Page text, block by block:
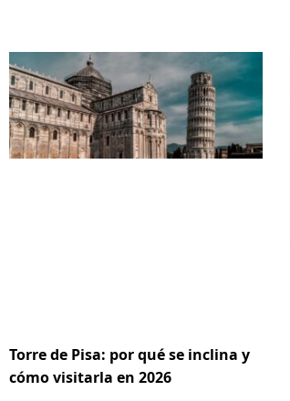
Torre de Pisa: por qué se inclina y
cómo visitarla en 2026